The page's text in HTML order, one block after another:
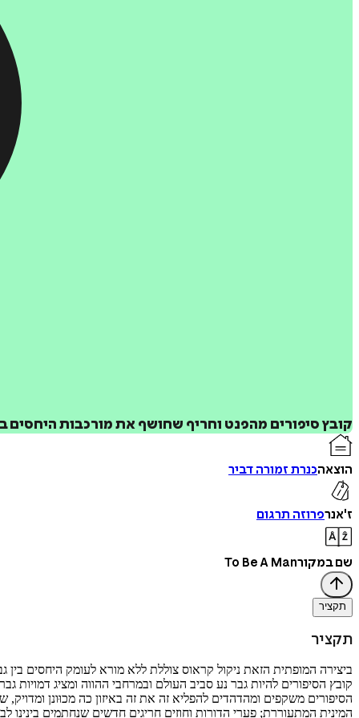
קובץ סיפורים מהפנט וחריף שחושף את מורכבות היחסים
הוצאהכנרת זמורה דביר
ז'אנרפרוזה תרגום
שם במקורTo Be A Man
תקציר
תקציר
ביצירה המופתית הזאת ניקול קראוס צוללת ללא מורא לעומק היחסים
קובץ הסיפורים להיות גבר נע סביב העולם ובמרחבי ההווה ומציג
הסיפורים משקפים ומהדהדים להפליא זה את זה באיזון כה מכוּונן
המינית המתעוררת; פערי הדורות וחוזים חריגים חדשים שנחתמים